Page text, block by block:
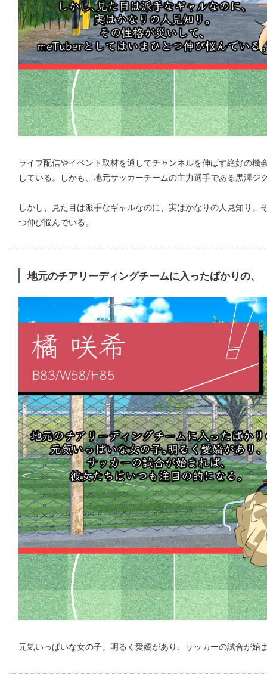
ライブ配信やイベント取材を通してチャンネルを伸ばす絶好の
している。しかも、地元サッカーチームの主力選手である黒澤
しかし、見た目は派手なギャルなのに、実はかなりの人見知り
つ伸び悩んでいる。
地元のチアリーディングチームに入ったばかりの、
元気いっぱいな女の子。明るく愛嬌があり、サッカーの試合が始